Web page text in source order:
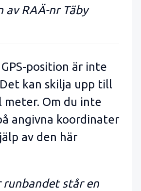
av RAÄ-nr Täby
position är inte
kan skilja upp till
meter. Om du inte
angivna koordinater
av den här
runbandet står en